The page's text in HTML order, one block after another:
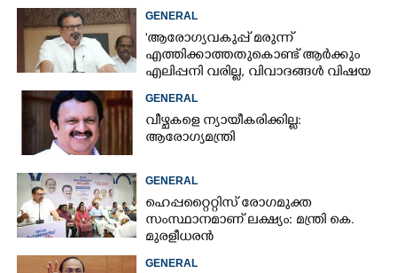
GENERAL
'ആരോഗ്യവകുപ്പ് മരുന്ന്
എത്തിക്കാത്തതുകൊണ്ട് ആർക്കും
എലിപ്പനി വരില്ല, വിവാദങ്ങൾ വിഷയ
GENERAL
വീഴ്ചകളെ ന്യായീകരിക്കില്ല:
ആരോഗ്യമന്ത്രി
GENERAL
ഹെപ്പറ്റൈറ്റിസ് രോഗമുക്ത
സംസ്ഥാനമാണ് ലക്ഷ്യം: മന്ത്രി കെ.
മുരളീധരൻ
GENERAL